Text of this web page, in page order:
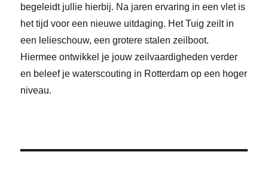
begeleidt jullie hierbij. Na jaren ervaring in een vlet is
het tijd voor een nieuwe uitdaging. Het Tuig zeilt in
een lelieschouw, een grotere stalen zeilboot.
Hiermee ontwikkel je jouw zeilvaardigheden verder
en beleef je waterscouting in Rotterdam op een hoger
niveau.